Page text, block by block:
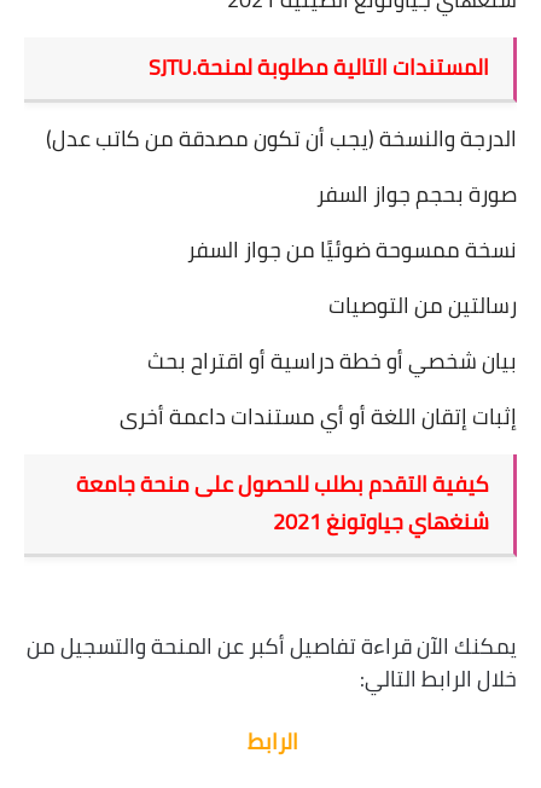
المستندات التالية مطلوبة لمنحةSJTU.
الدرجة والنسخة (يجب أن تكون مصدقة من كاتب عدل)
صورة بحجم جواز السفر
نسخة ممسوحة ضوئيًا من جواز السفر
رسالتين من التوصيات
بيان شخصي أو خطة دراسية أو اقتراح بحث
إثبات إتقان اللغةأو أي مستندات داعمة أخرى
كيفية التقدم بطلب للحصول على منحة جامعة
شنغهاي جياوتونغ 2021
يمكنك الآن قراءة تفاصيل أكبر عن المنحة والتسجيل من
خلال الرابط التالي:
الرابط